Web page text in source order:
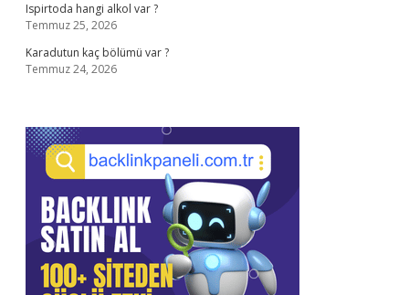
Ispirtoda hangi alkol var ?
Temmuz 25, 2026
Karadutun kaç bölümü var ?
Temmuz 24, 2026